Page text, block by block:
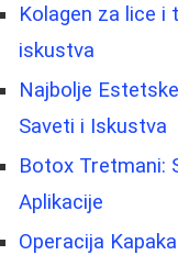
Kolagen za lice i
iskustva
Najbolje
Saveti i Iskustva
Botox Tretmani:
Aplikacije
Operacija